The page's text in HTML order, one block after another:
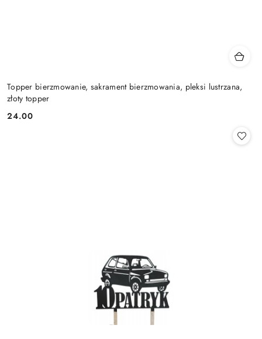
Topper bierzmowanie, sakrament bierzmowania, pleksi lustrzana,
złoty topper
Cena:
24.00